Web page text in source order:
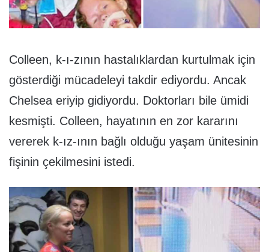
Colleen, k-ı-zının hastalıklardan kurtulmak için
gösterdiği mücadeleyi takdir ediyordu. Ancak
Chelsea eriyip gidiyordu. Doktorları bile ümidi
kesmişti. Colleen, hayatının en zor kararını
vererek k-ız-ının bağlı olduğu yaşam ünitesinin
fişinin çekilmesini istedi.